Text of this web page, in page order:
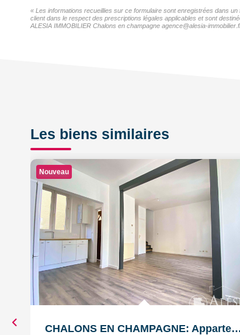
« Les informations recueillies sur ce formulaire sont enregistrées dans
client dans le respect des prescriptions légales applicables et sont
ALESIA IMMOBILIER Chalons en champagne agence@alesia-
Les biens similaires
Nouveau
CHALONS EN CHAMPAGNE: Appartement T3 en duplex